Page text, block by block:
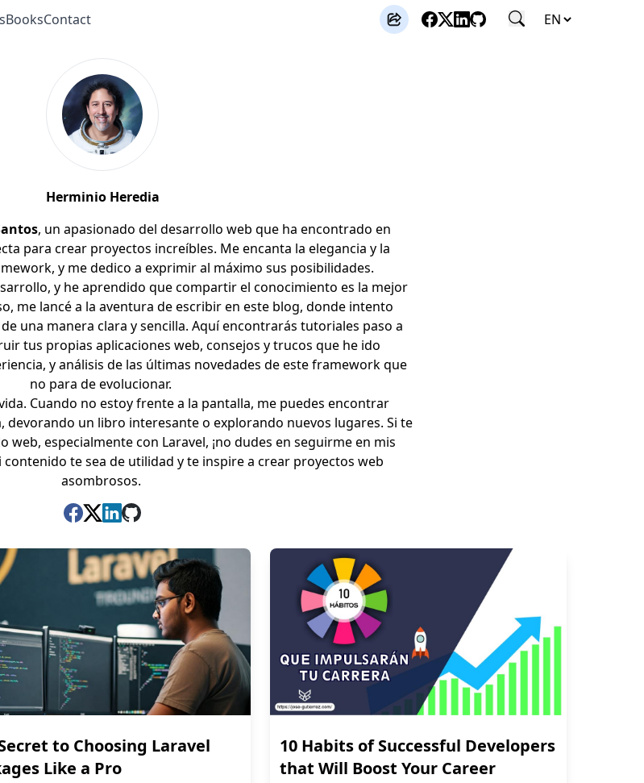
BooksContact
Herminio Heredia
, un apasionado del desarrollo web que ha encontrado en
para crear proyectos increíbles. Me encanta la elegancia y la
y me dedico a exprimir al máximo sus posibilidades.
y he aprendido que compartir el conocimiento es la mejor
me lancé a la aventura de escribir en este blog, donde intento
una manera clara y sencilla. Aquí encontrarás tutoriales paso a
tus propias aplicaciones web, consejos y trucos que he ido
y análisis de las últimas novedades de este framework que
no para de evolucionar.
Cuando no estoy frente a la pantalla, me puedes encontrar
un libro interesante o explorando nuevos lugares. Si te
especialmente con Laravel, ¡no dudes en seguirme en mis
contenido te sea de utilidad y te inspire a crear proyectos web
asombrosos.
to Choosing Laravel
Like a Pro
10 Habits of Successful Developers
that Will Boost Your Career